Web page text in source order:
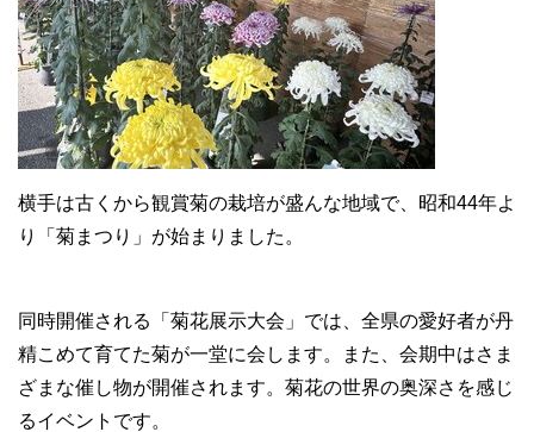
横手は古くから観賞菊の栽培が盛んな地域で、昭和44年よ
り「菊まつり」が始まりました。
同時開催される「菊花展示大会」では、全県の愛好者が丹
精こめて育てた菊が一堂に会します。また、会期中はさま
ざまな催し物が開催されます。菊花の世界の奥深さを感じ
るイベントです。